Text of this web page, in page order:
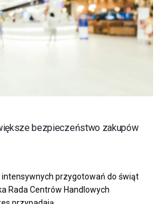
bezpieczeństwo zakupów
przygotowań do świąt
Rada Centrów Handlowych